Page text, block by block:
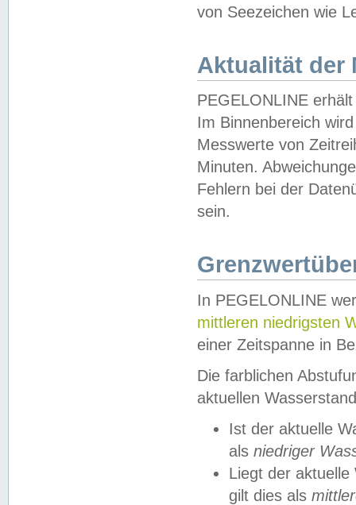
von Seezeichen wie
Aktualität der
PEGELONLINE
Im Binnenbereich
Messwerte von
Minuten.
Fehlern bei der
sein.
In PEGELONLINE
mittleren niedrigsten
einer Zeitspanne in
Die farblichen
aktuellen
Ist der aktuelle
als niedriger
Liegt der
gilt dies als